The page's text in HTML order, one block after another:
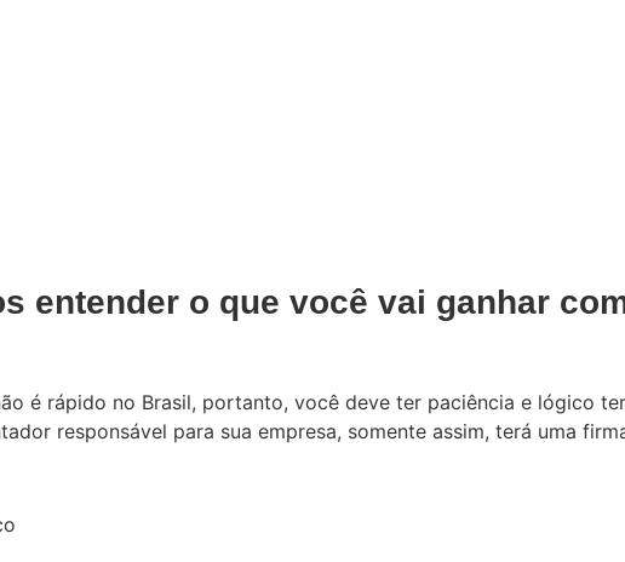
entender o que você vai ganhar
é rápido no Brasil, portanto, você deve ter paciência e lógico
responsável para sua empresa, somente assim, terá uma